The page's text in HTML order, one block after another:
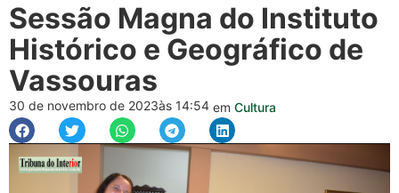
Sessão Magna do Instituto
Histórico e Geográfico de
Vassouras
30 de novembro de 2023às 14:54 em Cultura